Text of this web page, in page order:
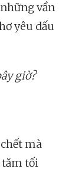
vần
yêu dấu
giờ?
mà
tối